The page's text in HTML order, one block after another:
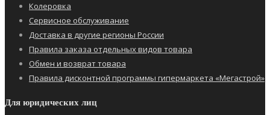
Колеровка
Сервисное обслуживание
Доставка в другие регионы России
Правила заказа отдельных видов товара
Обмен и возврат товара
Правила дисконтной программы гипермаркета «Мегастрой»
Для юридических лиц